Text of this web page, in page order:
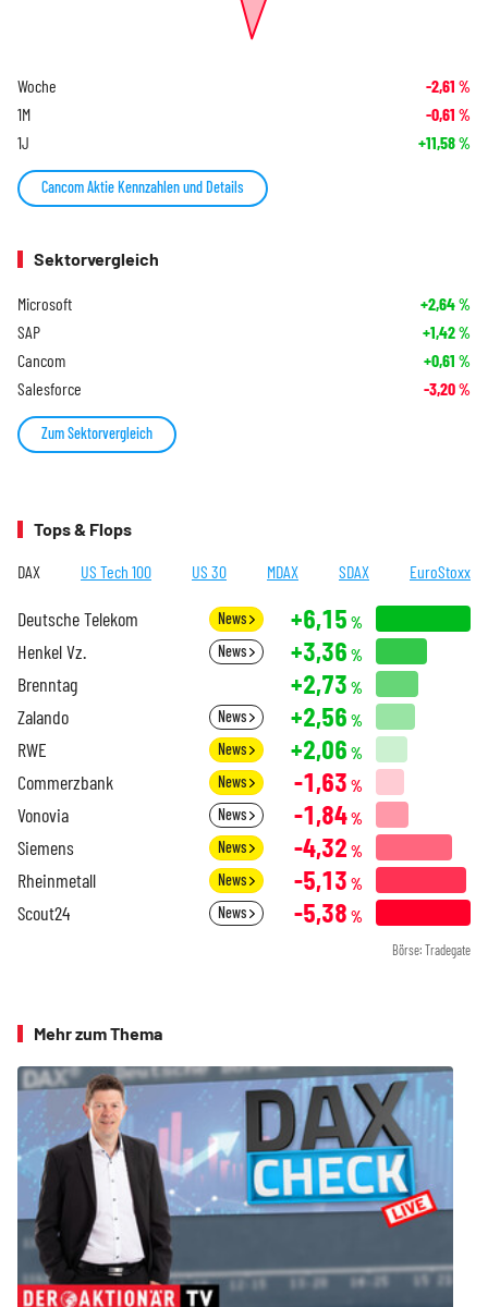
Woche -2,61 %
1M -0,61 %
1J +11,58%
Cancom Aktie Kennzahlen und Details
Sektorvergleich
Microsoft +2,64%
SAP +1,42%
Cancom +0,61 %
Salesforce -3,20%
Zum Sektorvergleich
Tops & Flops
DAX US Tech 100 US 30 MDAX SDAX EuroStoxx
Deutsche Telekom News +6,15 %
Henkel Vz. News +3,36 %
Brenntag +2,73 %
Zalando News +2,56 %
RWE News +2,06 %
Commerzbank News -1,63 %
Vonovia News -1,84%
Siemens News -4,32 %
Rheinmetall News -5,13 %
Scout24 News -5,38 %
Börse: Tradegate
Mehr zum Thema